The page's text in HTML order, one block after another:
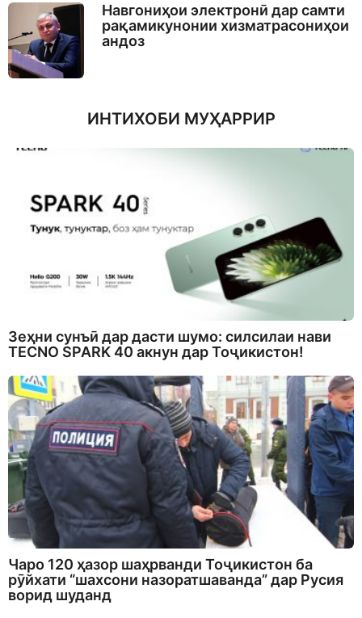
Навгониҳои электронӣ дар самти
рақамикунонии хизматрасониҳои
андоз
ИНТИХОБИ МУҲАРРИР
Зеҳни сунъӣ дар дасти шумо: силсилаи нави
TECNO SPARK 40 акнун дар Тоҷикистон!
Чаро 120 ҳазор шаҳрванди Тоҷикистон ба
рӯйхати “шахсони назоратшаванда” дар Русия
ворид шуданд